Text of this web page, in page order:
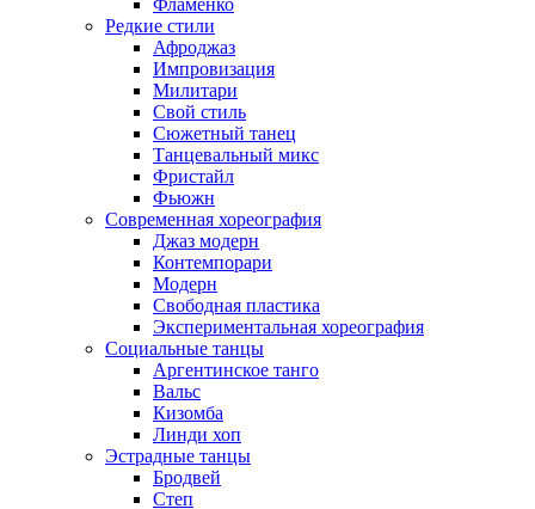
Фламенко
Редкие стили
Афроджаз
Импровизация
Милитари
Свой стиль
Сюжетный танец
Танцевальный микс
Фристайл
Фьюжн
Современная хореография
Джаз модерн
Контемпорари
Модерн
Свободная пластика
Экспериментальная хореография
Социальные танцы
Аргентинское танго
Вальс
Кизомба
Линди хоп
Эстрадные танцы
Бродвей
Степ